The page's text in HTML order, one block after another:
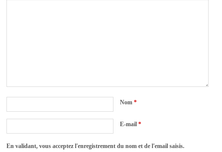
Nom*
E-mail*
En validant, vous acceptez l'enregistrement du nom et de l'email saisis.